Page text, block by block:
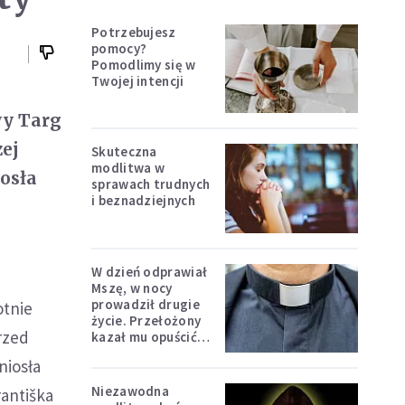
Targ
Potrzebujesz
pomocy?
Pomodlimy się w
Twojej intencji
Skuteczna
modlitwa w
sprawach trudnych
i beznadziejnych
W dzień odprawiał
Mszę, w nocy
prowadził drugie
życie. Przełożony
kazał mu opuścić
Niezawodna